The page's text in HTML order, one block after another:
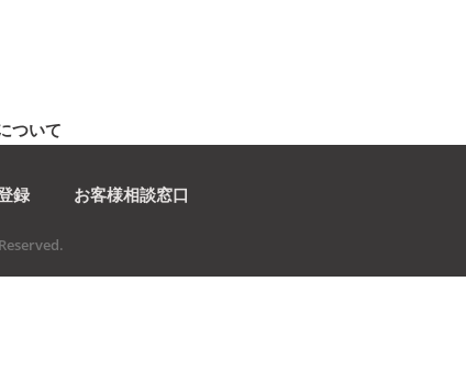
ついて
録 お客様相談窓口